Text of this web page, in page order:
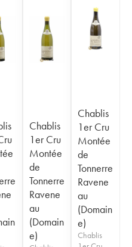
Chablis
1er Cru
Montée
de
Tonnerre
Ravene
au
(Domain
e)
Chablis
1er Cru
Montée
de
Tonnerre
Ravene
au
(Domain
e)
Chablis